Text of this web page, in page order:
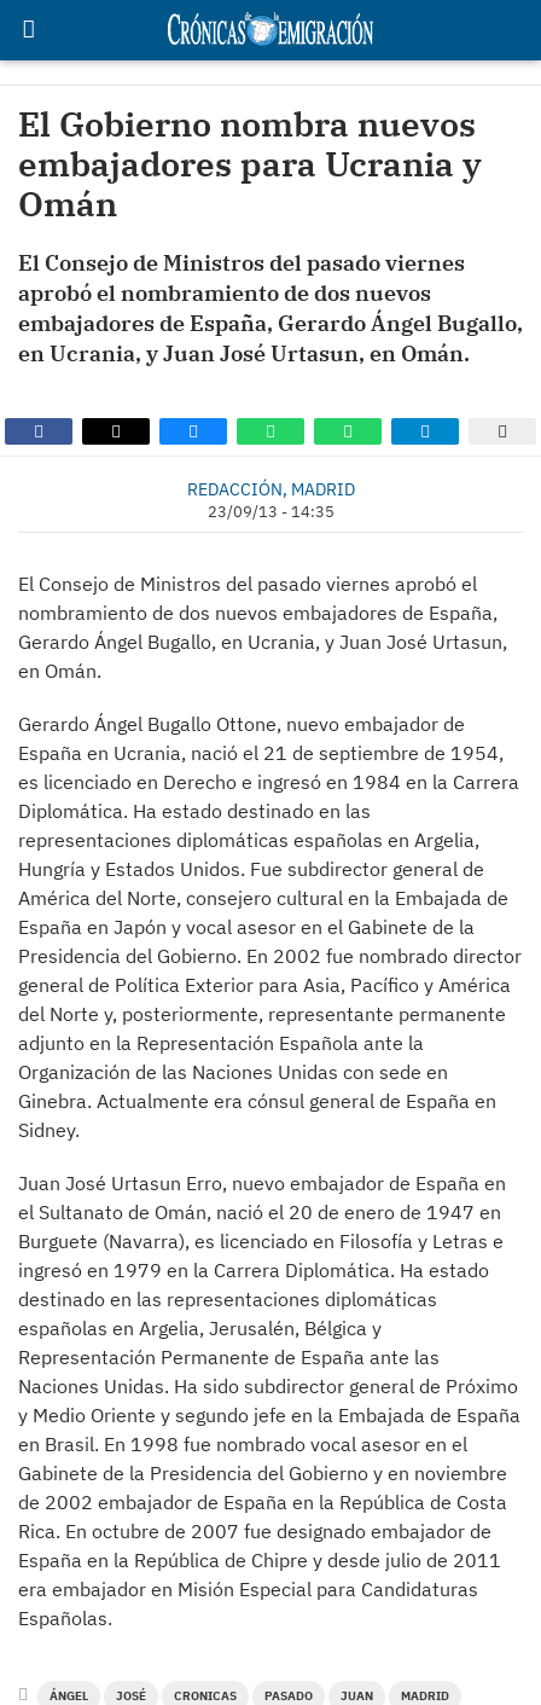
El Gobierno nombra nuevos
embajadores para Ucrania y
Omán
El Consejo de Ministros del pasado viernes
aprobó el nombramiento de dos nuevos
embajadores de España, Gerardo Ángel Bugallo,
en Ucrania, y Juan José Urtasun, en Omán.
REDACCIÓN, MADRID
23/09/13 - 14:35
El Consejo de Ministros del pasado viernes aprobó el
nombramiento de dos nuevos embajadores de España,
Gerardo Ángel Bugallo, en Ucrania, y Juan José Urtasun,
en Omán.
Gerardo Ángel Bugallo Ottone, nuevo embajador de
España en Ucrania, nació el 21 de septiembre de 1954,
es licenciado en Derecho e ingresó en 1984 en la Carrera
Diplomática. Ha estado destinado en las
representaciones diplomáticas españolas en Argelia,
Hungría y Estados Unidos. Fue subdirector general de
América del Norte, consejero cultural en la Embajada de
España en Japón y vocal asesor en el Gabinete de la
Presidencia del Gobierno. En 2002 fue nombrado director
general de Política Exterior para Asia, Pacífico y América
del Norte y, posteriormente, representante permanente
adjunto en la Representación Española ante la
Organización de las Naciones Unidas con sede en
Ginebra. Actualmente era cónsul general de España en
Sidney.
Juan José Urtasun Erro, nuevo embajador de España en
el Sultanato de Omán, nació el 20 de enero de 1947 en
Burguete (Navarra), es licenciado en Filosofía y Letras e
ingresó en 1979 en la Carrera Diplomática. Ha estado
destinado en las representaciones diplomáticas
españolas en Argelia, Jerusalén, Bélgica y
Representación Permanente de España ante las
Naciones Unidas. Ha sido subdirector general de Próximo
y Medio Oriente y segundo jefe en la Embajada de España
en Brasil. En 1998 fue nombrado vocal asesor en el
Gabinete de la Presidencia del Gobierno y en noviembre
de 2002 embajador de España en la República de Costa
Rica. En octubre de 2007 fue designado embajador de
España en la República de Chipre y desde julio de 2011
era embajador en Misión Especial para Candidaturas
Españolas.
ÁNGEL JOSÉ CRONICAS PASADO JUAN MADRID